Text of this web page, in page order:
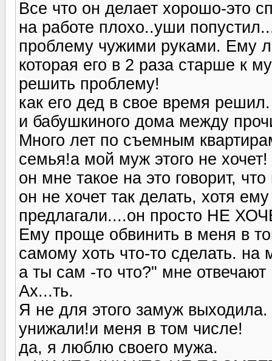
Все что он делает хорошо-это
на работе плохо..уши
проблему чужими руками. Ему
которая его в 2 раза старше к
решить проблему!
как его дед в свое время
и бабушкиного дома между
Много лет по съемным
семья!а мой муж этого не хочет!
он мне такое на это говорит,
он не хочет так делать, хотя
предлагали....он просто НЕ
Ему проще обвинить в меня в
самому хоть что-то сделать.
а ты сам -то что?" мне
Ах...ть.
Я не для этого замуж
унижали!и меня в том числе!
да, я люблю своего мужа.